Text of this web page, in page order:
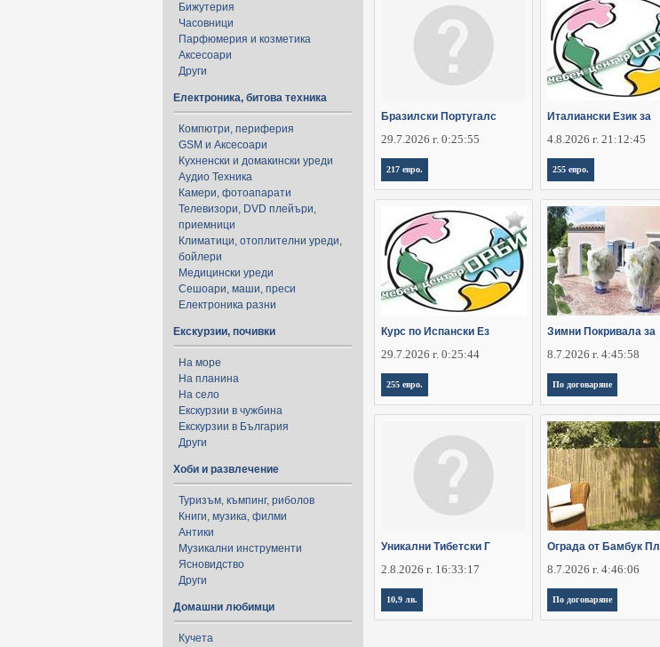
Бижутерия
Часовници
Парфюмерия и козметика
Аксесоари
Други
Електроника, битова техника
Компютри, периферия
GSM и Аксесоари
Кухненски и домакински уреди
Аудио Техника
Камери, фотоапарати
Телевизори, DVD плейъри,
приемници
Климатици, отоплителни уреди,
бойлери
Медицински уреди
Сешоари, маши, преси
Електроника разни
Екскурзии, почивки
На море
На планина
На село
Екскурзии в чужбина
Екскурзии в България
Други
Хоби и развлечение
Туризъм, къмпинг, риболов
Книги, музика, филми
Антики
Музикални инструменти
Ясновидство
Други
Домашни любимци
Кучета
Бразилски Португалс
29.7.2026 г. 0:25:55
217 евро.
Италиански Език за
4.8.2026 г. 21:12:45
255 евро.
Курс по Испански Ез
29.7.2026 г. 0:25:44
255 евро.
Зимни Покривала за
8.7.2026 г. 4:45:58
По договаряне
Уникални Тибетски Г
2.8.2026 г. 16:33:17
10,9 лв.
Ограда от Бамбук Пл
8.7.2026 г. 4:46:06
По договаряне